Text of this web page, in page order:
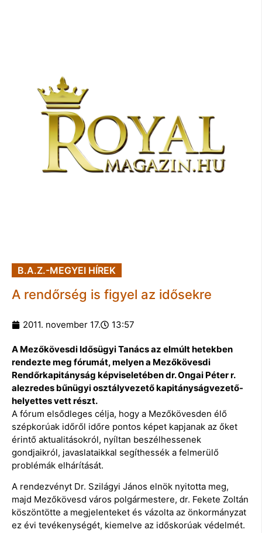
B.A.Z.-MEGYEI HÍREK
A rendőrség is figyel az idősekre
2011. november 17. 13:57
A Mezőkövesdi Idősügyi Tanács az elmúlt hetekben
rendezte meg fórumát, melyen a Mezőkövesdi
Rendőrkapitányság képviseletében dr. Ongai Péter r.
alezredes bűnügyi osztályvezető kapitányságvezető-
helyettes vett részt.
A fórum elsődleges célja, hogy a Mezőkövesden élő
szépkorúak időről időre pontos képet kapjanak az őket
érintő aktualitásokról, nyíltan beszélhessenek
gondjaikról, javaslataikkal segíthessék a felmerülő
problémák elhárítását.
A rendezvényt Dr. Szilágyi János elnök nyitotta meg,
majd Mezőkövesd város polgármestere, dr. Fekete Zoltán
köszöntötte a megjelenteket és vázolta az önkormányzat
ez évi tevékenységét, kiemelve az időskorúak védelmét.